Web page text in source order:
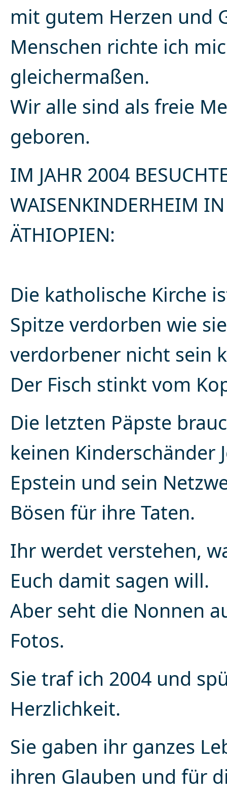
mit gutem Herzen und
Menschen richte ich
gleichermaßen.
Wir alle sind als freie
geboren.
IM JAHR 2004
WAISENKINDERHEIM IN
ÄTHIOPIEN:
Die katholische Kirche
Spitze verdorben wie sie
verdorbener nicht sein
Der Fisch stinkt vom
Die letzten Päpste
keinen Kinderschänder
Epstein und sein
Bösen für ihre Taten.
Ihr werdet verstehen,
Euch damit sagen will.
Aber seht die Nonnen
Fotos.
Sie traf ich 2004 und
Herzlichkeit.
Sie gaben ihr ganzes
ihren Glauben und für